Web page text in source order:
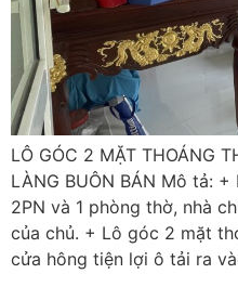
LÔ GÓC 2 MẶT THOÁNG
LÀNG BUÔN BÁN Mô tả:
2PN và 1 phòng thờ, nhà
của chủ. + Lô góc 2 mặt
cửa hông tiện lợi ô tải ra